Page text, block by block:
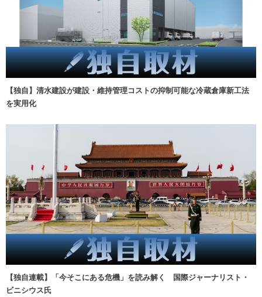
【独自】清水建設が建設・維持管理コストの抑制可能な冷蔵倉庫新工法
を実用化
【独自連載】「今そこにある危機」を読み解く 国際ジャーナリスト・
ビニシウス氏